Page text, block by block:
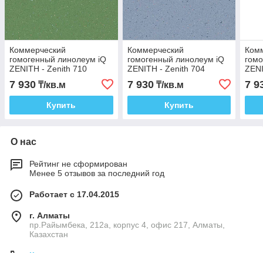
Коммерческий
гомогенный линолеум iQ
ZENITH - Zenith 710
7 930 ₸/кв.м
Купить
Коммерческий
гомогенный линолеум iQ
ZENITH - Zenith 704
7 930₸/кв.м
Купить
7
О нас
Рейтинг не сформирован
Менее 5 отзывов за последний год
Работает с 17.04.2015
г. Алматы
пр.Райымбека, 212а, корпус 4, офис 217, Алматы,
Казахстан